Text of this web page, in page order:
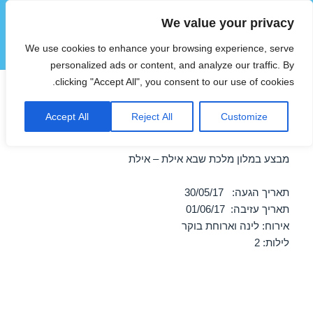
We value your privacy
We use cookies to enhance your browsing experience, serve
personalized ads or content, and analyze our traffic. By
clicking "Accept All", you consent to our use of cookies.
Customize
Reject All
Accept All
הוטצימר
תפריטים
ווידג'טים
חופשה במלון מלכת שבא אילת –
אילת 30/05/2017
מבצע במלון מלכת שבא אילת – אילת
תאריך הגעה: 30/05/17
תאריך עזיבה: 01/06/17
אירוח: לינה וארוחת בוקר
לילות: 2